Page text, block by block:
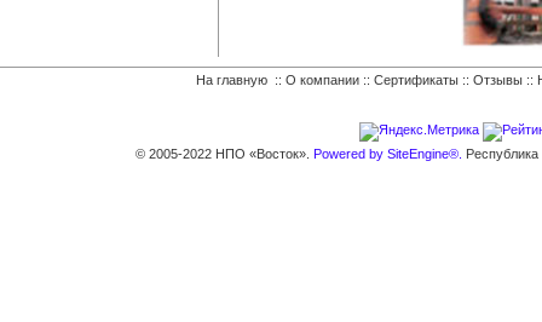
На главную :: О компании :: Сертификаты :: Отзывы ::
© 2005-2022 НПО «Восток». Powered by SiteEngine®.